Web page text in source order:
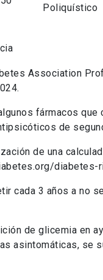
Poliquístico
Association
fármacos
de
de una
diabetes-
cada 3 años a no
de glicemia en
asintomáticas, se